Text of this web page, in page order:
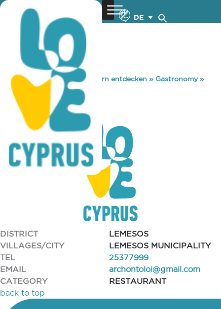
DE
You are here: Home »Zypern entdecken » Gastronomy»
ΑΡΧΟΝΤΟΛΟΪ
ΑΡΧΟΝΤΟΛΟΪ
DISTRICT
LEMESOS
VILLAGES/CITY
LEMESOS MUNICIPALITY
TEL
25377999
EMAIL
archontoloi@gmail.com
CATEGORY
RESTAURANT
back to top